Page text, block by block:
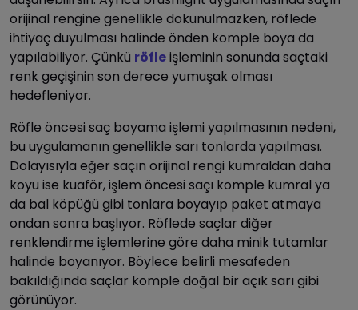
orijinal rengine genellikle dokunulmazken, röflede
ihtiyaç duyulması halinde önden komple boya da
yapılabiliyor. Çünkü röfleişleminin sonunda saçtaki
renk geçişinin son derece yumuşak olması
hedefleniyor.
Röfle öncesi saç boyama işlemi yapılmasının nedeni,
bu uygulamanın genellikle sarı tonlarda yapılması.
Dolayısıyla eğer saçın orijinal rengi kumraldan daha
koyu ise kuaför, işlem öncesi saçı komple kumral ya
da bal köpüğü gibi tonlara boyayıp paket atmaya
ondan sonra başlıyor. Röflede saçlar diğer
renklendirme işlemlerine göre daha minik tutamlar
halinde boyanıyor. Böylece belirli mesafeden
bakıldığında saçlar komple doğal bir açık sarı gibi
görünüyor.